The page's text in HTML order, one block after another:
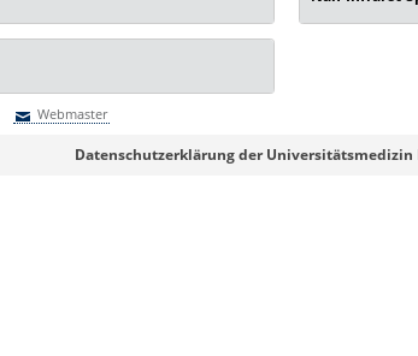
Webmaster
WebmasterDatenschutzerklärung der Universitätsmedizin